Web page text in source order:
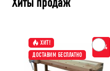
ХИТ!
ДОСТАВИМ БЕСПЛАТНО
-15%